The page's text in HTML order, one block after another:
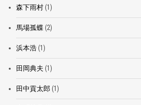
森下雨村(1)
馬場孤蝶 (2)
浜本浩(1)
田岡典夫 (1)
田中貢太郎 (1)